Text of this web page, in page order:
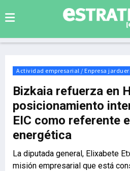
Actividad empresarial / Enpresa
Bizkaia refuerza en
posicionamiento
EIC como referente
energética
La diputada general, Elixabete
misión empresarial que está